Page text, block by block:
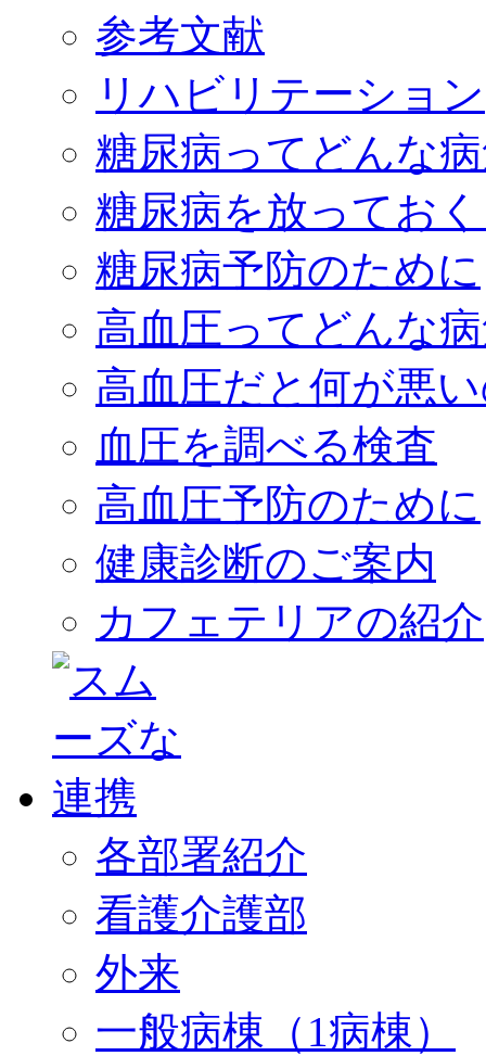
参考文献
リハビリテーション
糖尿病ってどんな
糖尿病を放ってお
糖尿病予防のために
高血圧ってどんな
高血圧だと何が悪
血圧を調べる検査
高血圧予防のために
健康診断のご案内
カフェテリアの紹介
各部署紹介
看護介護部
外来
一般病棟（1病棟）